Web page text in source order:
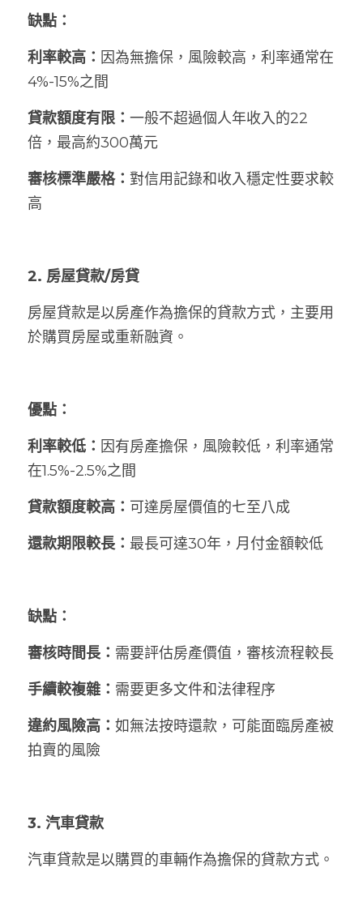
缺點：
利率較高： 因為無擔保，風險較高，利率通常在
4%-15%之間
貸款額度有限： 一般不超過個人年收入的22
倍，最高約300萬元
審核標準嚴格： 對信用記錄和收入穩定性要求較
高
2. 房屋貸款/房貸
房屋貸款是以房產作為擔保的貸款方式，主要用
於購買房屋或重新融資。
優點：
利率較低： 因有房產擔保，風險較低，利率通常
在1.5%-2.5%之間
貸款額度較高： 可達房屋價值的七至八成
還款期限較長： 最長可達30年，月付金額較低
缺點：
審核時間長： 需要評估房產價值，審核流程較長
手續較複雜： 需要更多文件和法律程序
違約風險高： 如無法按時還款，可能面臨房產被
拍賣的風險
3. 汽車貸款
汽車貸款是以購買的車輛作為擔保的貸款方式。